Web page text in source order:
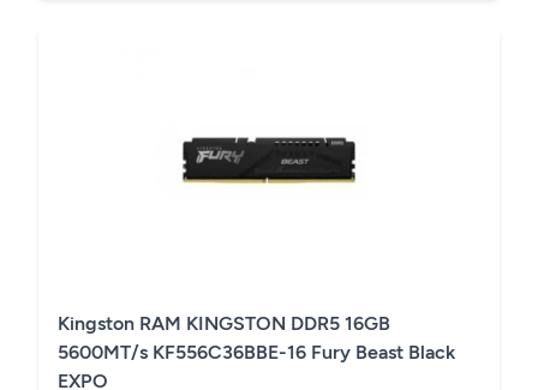
Kingston RAM KINGSTON DDR5 16GB
5600MT/s KF556C36BBE-16 Fury Beast Black
EXPO